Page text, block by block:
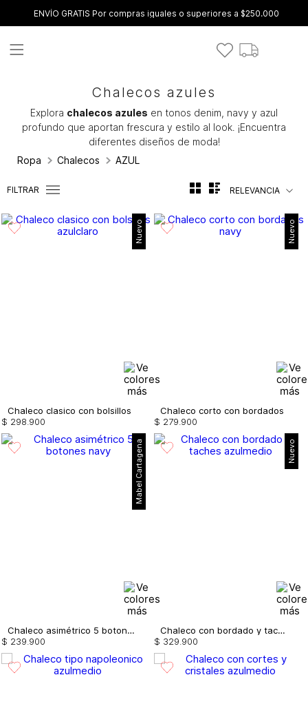
ENVÍO GRATIS Por compras iguales o superiores a $250.000
Chalecos azules
Explora chalecos azules en tonos denim, navy y azul
profundo que aportan frescura y estilo al look. ¡Encuentra
diferentes diseños de moda!
Ropa
Chalecos AZUL
FILTRAR RELEVANCIA
Nuevo
Chaleco clasico con bolsillos
$ 298 900
Nuevo
Chaleco corto con bordados
$ 279 900
Mabel Cartagena
Chaleco asimétrico 5 botones
$ 239 900
Nuevo
Chaleco con bordado y taches
$ 329 900